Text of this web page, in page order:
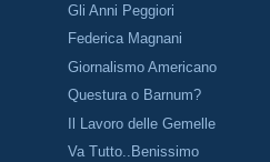
Gli Anni Peggiori
Federica Magnani
Giornalismo Americano
Questura o Barnum?
Il Lavoro delle Gemelle
Va Tutto..Benissimo